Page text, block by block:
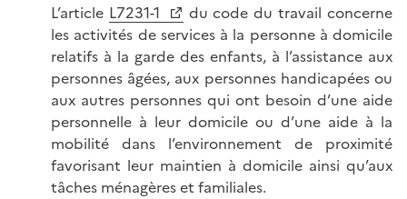
L’article L7231-1
du code du travail concerne
les activités de services à la personne à domicile
relatifs à la garde des enfants, à l’assistance aux
personnes âgées, aux personnes handicapées ou
aux autres personnes qui ont besoin d’une aide
personnelle à leur domicile ou d’une aide à la
mobilité dans l’environnement de proximité
favorisant leur maintien à domicile ainsi qu’aux
tâches ménagères et familiales.